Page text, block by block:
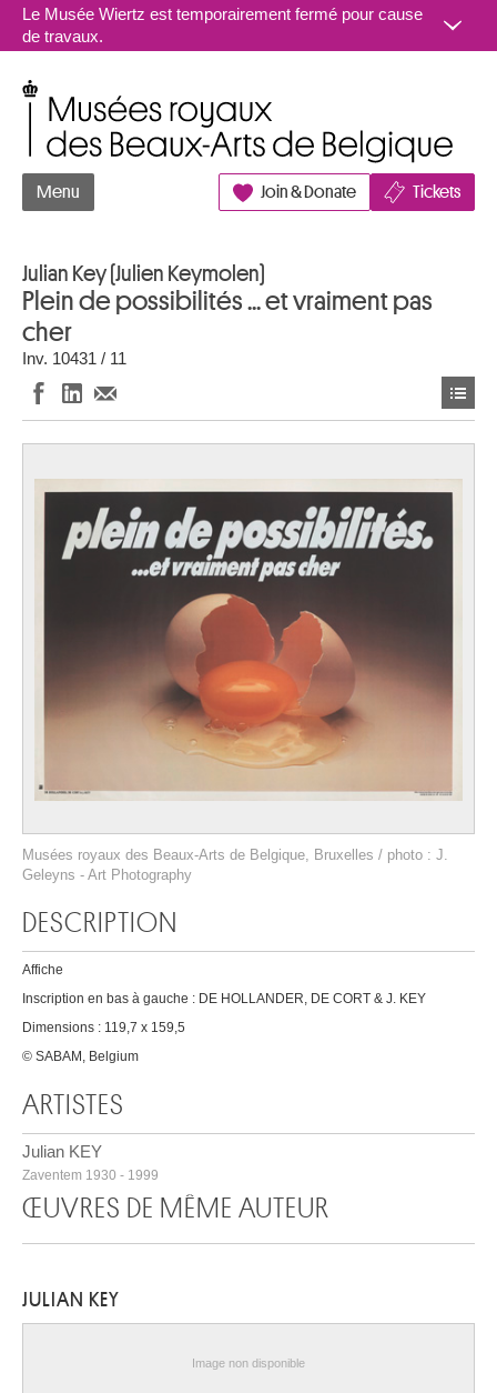
Aller au contenu
Le Musée Wiertz est temporairement fermé pour cause
de travaux.
Menu Join & Donate Tickets
Julian Key (Julien Keymolen)
Plein de possibilités ... et vraiment pas
cher
Inv. 10431 / 11
Musées royaux des Beaux-Arts de Belgique, Bruxelles / photo : J.
Geleyns - Art Photography
DESCRIPTION
Affiche
Inscription en bas à gauche : DE HOLLANDER, DE CORT & J. KEY
Dimensions : 119,7 x 159,5
© SABAM, Belgium
ARTISTES
Julian KEY
Zaventem 1930 - 1999
ŒUVRES DE MÊME AUTEUR
JULIAN KEY
Image non disponible